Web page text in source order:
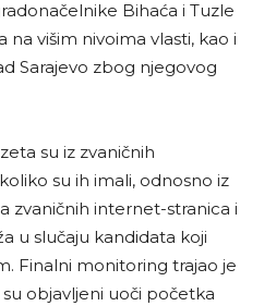
Bihaća i Tuzle
višim nivoima vlasti, kao i
Sarajevo zbog njegovog
su iz zvaničnih
su ih imali, odnosno iz
zvaničnih internet-stranica i
u slučaju kandidata koji
Finalni monitoring trajao je
objavljeni uoči početka